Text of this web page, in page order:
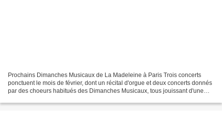
Prochains Dimanches Musicaux de La Madeleine à Paris Trois concerts
ponctuent le mois de février, dont un récital d'orgue et deux concerts donnés
par des choeurs habitués des Dimanches Musicaux, tous jouissant d'une